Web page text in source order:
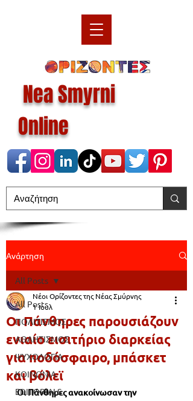
Nea Smyrni
Online
Ανάρτηση
All Posts
ΠΟΛΙΤΙΣΜΟΣ
ΑΘΛΗΤΙΣΜΟΣ
ΨΥΧΟΛΟΓΙΑ
ΚΟΙΝΩΝΙΑ
EDITORIALS
All Posts
Οι Πάνθηρες παρουσιάζουν
ενιαίο εισιτήριο διαρκείας
για ποδόσφαιρο, μπάσκετ
και βόλεϊ
Νέοι Ορίζοντες της Νέας Σμύρνης
1 Ιουλ
Οι Πάνθηρες ανακοίνωσαν την